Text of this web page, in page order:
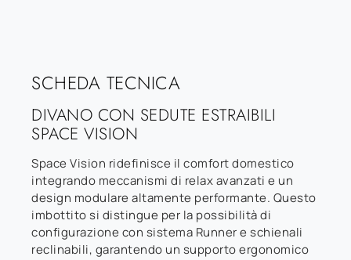
SCHEDA TECNICA
DIVANO CON SEDUTE ESTRAIBILI
SPACE VISION
Space Vision ridefinisce il comfort domestico
integrando meccanismi di relax avanzati e un
design modulare altamente performante. Questo
imbottito si distingue per la possibilità di
configurazione con sistema Runner e schienali
reclinabili, garantendo un supporto ergonomico